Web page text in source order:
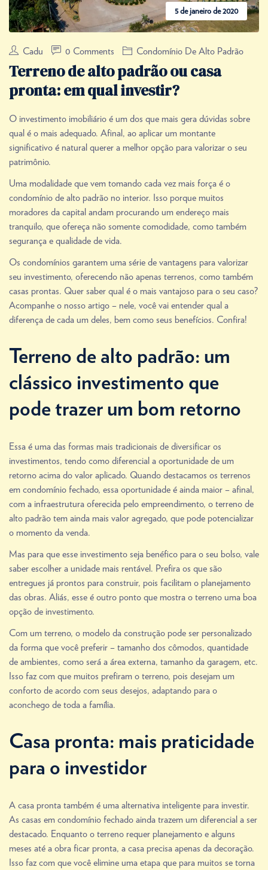
5 de janeiro de 2020
Cadu 0 Comments Condomínio De Alto Padrão
Terreno de alto padrão ou casa
pronta: em qual investir?
O investimento imobiliário é um dos que mais gera dúvidas sobre
qual é o mais adequado. Afinal, ao aplicar um montante
significativo é natural querer a melhor opção para valorizar o seu
patrimônio.
Uma modalidade que vem tomando cada vez mais força é o
condomínio de alto padrão no interior. Isso porque muitos
moradores da capital andam procurando um endereço mais
tranquilo, que ofereça não somente comodidade, como também
segurança e qualidade de vida.
Os condomínios garantem uma série de vantagens para valorizar
seu investimento, oferecendo não apenas terrenos, como também
casas prontas. Quer saber qual é o mais vantajoso para o seu caso?
Acompanhe o nosso artigo – nele, você vai entender qual a
diferença de cada um deles, bem como seus benefícios. Confira!
Terreno de alto padrão: um
clássico investimento que
pode trazer um bom retorno
Essa é uma das formas mais tradicionais de diversificar os
investimentos, tendo como diferencial a oportunidade de um
retorno acima do valor aplicado. Quando destacamos os terrenos
em condomínio fechado, essa oportunidade é ainda maior – afinal,
com a infraestrutura oferecida pelo empreendimento, o terreno de
alto padrão tem ainda mais valor agregado, que pode potencializar
o momento da venda.
Mas para que esse investimento seja benéfico para o seu bolso, vale
saber escolher a unidade mais rentável. Prefira os que são
entregues já prontos para construir, pois facilitam o planejamento
das obras. Aliás, esse é outro ponto que mostra o terreno uma boa
opção de investimento.
Com um terreno, o modelo da construção pode ser personalizado
da forma que você preferir – tamanho dos cômodos, quantidade
de ambientes, como será a área externa, tamanho da garagem, etc.
Isso faz com que muitos prefiram o terreno, pois desejam um
conforto de acordo com seus desejos, adaptando para o
aconchego de toda a família.
Casa pronta: mais praticidade
para o investidor
A casa pronta também é uma alternativa inteligente para investir.
As casas em condomínio fechado ainda trazem um diferencial a ser
destacado. Enquanto o terreno requer planejamento e alguns
meses até a obra ficar pronta, a casa precisa apenas da decoração.
Isso faz com que você elimine uma etapa que para muitos se torna